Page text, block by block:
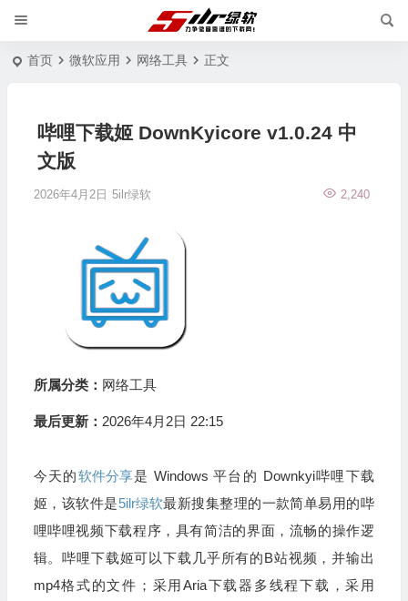
首页 微软应用 网络工具 正文
哔哩下载姬 DownKyicore v1.0.24 中
文版
2026年4月2日 5ilr绿软 2,240
所属分类： 网络工具
最后更新： 2026年4月2日 22:15
今天的软件分享是 Windows 平台的 Downkyi哔哩下载
姬，该软件是5ilr绿软最新搜集整理的一款简单易用的哔
哩哔哩视频下载程序，具有简洁的界面，流畅的操作逻
辑。哔哩下载姬可以下载几乎所有的B站视频，并输出
mp4格式的文件；采用Aria下载器多线程下载，采用